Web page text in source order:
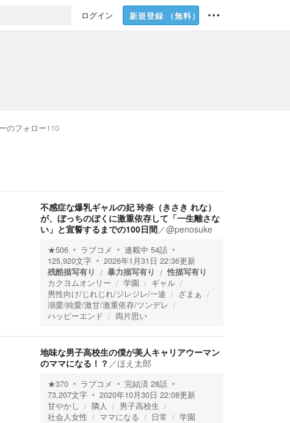
ログイン 新規登録 （無料）
のフォロー110
不感症な爆乳ギャルの妃 玲奈（きさき れな）
が、ぼっちのぼくに激重依存して「一生離さな
い」と宣誓するまでの100日間／@penosuke
★506 ラブコメ 連載中 54話
125,920文字 2026年1月31日 22:36更新
残酷描写有り
暴力描写有り
性描写有り
カクヨムオンリー
学園
ギャル
男性向け/じれじれ/ジレジレ/一途
ざまぁ
溺愛/純愛/激甘/激重依存/ツンデレ
ハッピーエンド
両片思い
地味な男子高校生の僕が美人キャリアウーマン
のママになる！？ ／ほえ太郎
★370 ラブコメ 完結済 28話
73,207文字 2020年10月30日 22:08更新
甘やかし
隣人
男子高校生
社会人女性
ママになる 日常 学園